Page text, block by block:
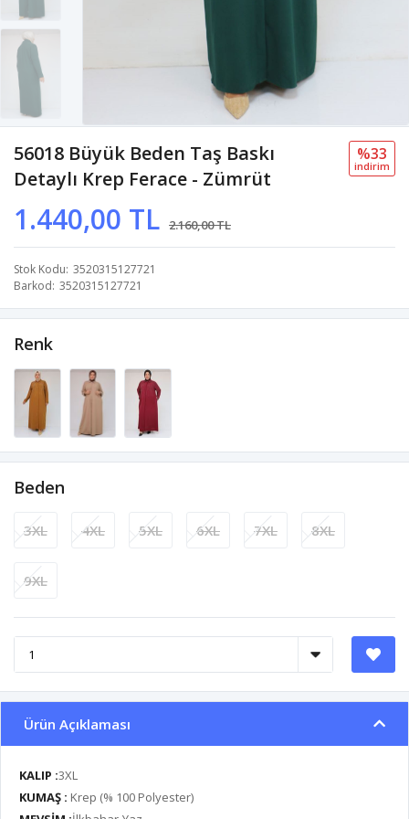
56018 Büyük Beden Taş Baskı
Detaylı Krep Ferace - Zümrüt
1.440,00 TL 2.160,00 TL
%33
i̇ndi̇ri̇m
Stok Kodu 3520315127721
Barkod 3520315127721
Renk
Beden
3XL 4XL 5XL 6XL 7XL 8XL
9XL
Ürün Açıklaması
KALIP :3XL
KUMAŞ : Krep (% 100 Polyester)